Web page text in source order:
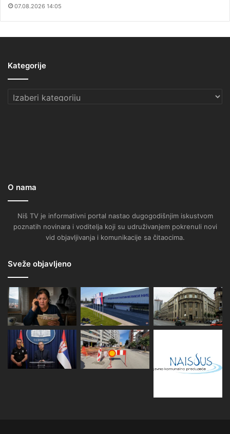
07.08.2026 14:05
Kategorije
Kategorije
O nama
Niš TV je informativni portal nastao dugogodišnjim iskustvom
poznatih novinara i voditelja koji su udruživanjem pokrenuli novi
vid objavljivanja i komunikacije sa čitaocima.
Sveže objavljeno